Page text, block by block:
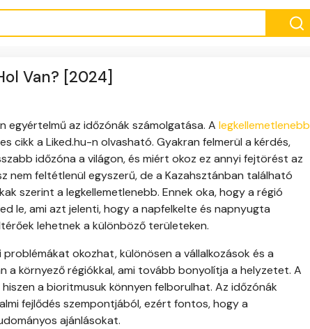
Van? [2024]
egyértelmű az időzónák számolgatása. A legkellemetlenebb
cikk a Liked.hu-n olvasható. Gyakran felmerül a kérdés,
időzóna a világon, és miért okoz ez annyi fejtörést az
nem feltétlenül egyszerű, de a Kazahsztánban található
szerint a legkellemetlenebb. Ennek oka, hogy a régió
le, ami azt jelenti, hogy a napfelkelte és napnyugta
lehetnek a különböző területeken.
problémákat okozhat, különösen a vállalkozások és a
a környező régiókkal, ami tovább bonyolítja a helyzetet. A
a bioritmusuk könnyen felborulhat. Az időzónák
fejlődés szempontjából, ezért fontos, hogy a
ajánlásokat.